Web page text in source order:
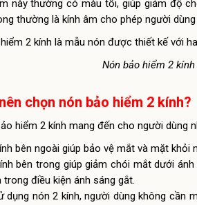
này thường có màu tối, giúp giảm độ
thường là kính âm cho phép người
Nón bảo hiểm 2
chọn nón bảo hiểm 2 kính?
hiểm 2 kính mang đến cho người dùng
bên ngoài giúp bảo vệ mắt và mặt
bên trong giúp giảm chói mắt dưới
trong điều kiện ánh sáng gắt.
dụng nón 2 kính, người dùng không cần